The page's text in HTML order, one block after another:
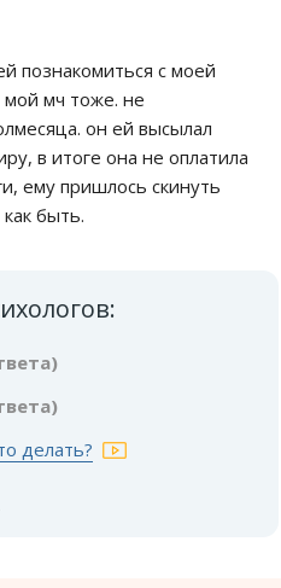
познакомиться с моей
мой мч тоже. не
он ей высылал
в итоге она не оплатила
ему пришлось скинуть
быть.
делать?